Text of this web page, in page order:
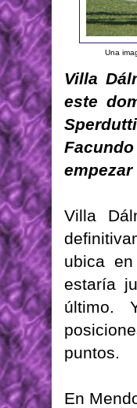
Una
Villa
este
Villa
ubica
estaría
último.
puntos.
En